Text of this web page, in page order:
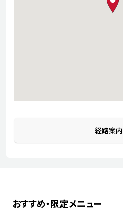
経路案内
おすすめ・限定メニュー